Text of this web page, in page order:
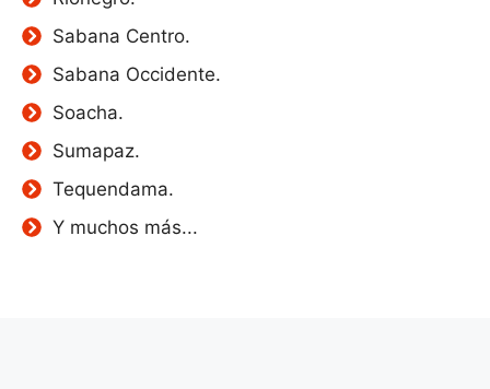
Sabana Centro.
Sabana Occidente.
Soacha.
Sumapaz.
Tequendama.
Y muchos más...